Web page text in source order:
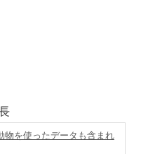
物を使ったデータも含まれ